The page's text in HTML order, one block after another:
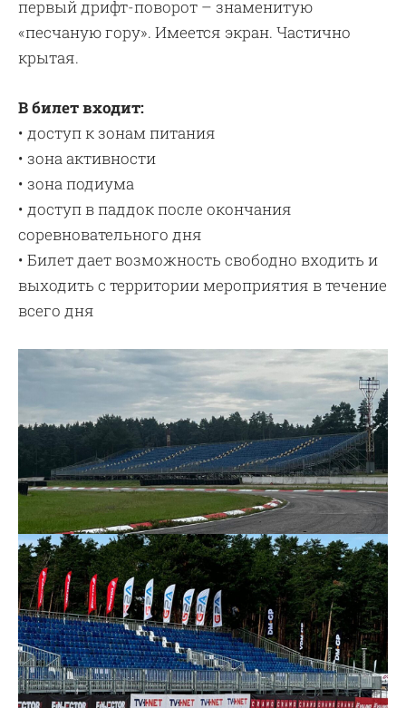
первый дрифт-поворот – знаменитую
«песчаную гору». Имеется экран. Частично
крытая.
В билет входит:
• доступ к зонам питания
• зона активности
• зона подиума
• доступ в паддок после окончания
соревновательного дня
• Билет дает возможность свободно входить и
выходить с территории мероприятия в течение
всего дня